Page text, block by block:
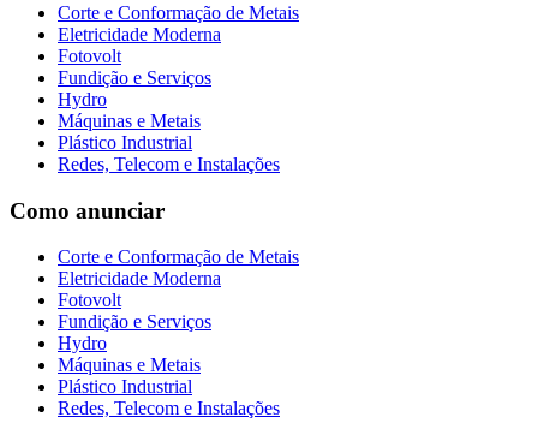
Corte e Conformação de Metais
Eletricidade Moderna
Fotovolt
Fundição e Serviços
Hydro
Máquinas e Metais
Plástico Industrial
Redes, Telecom e Instalações
Como anunciar
Corte e Conformação de Metais
Eletricidade Moderna
Fotovolt
Fundição e Serviços
Hydro
Máquinas e Metais
Plástico Industrial
Redes, Telecom e Instalações